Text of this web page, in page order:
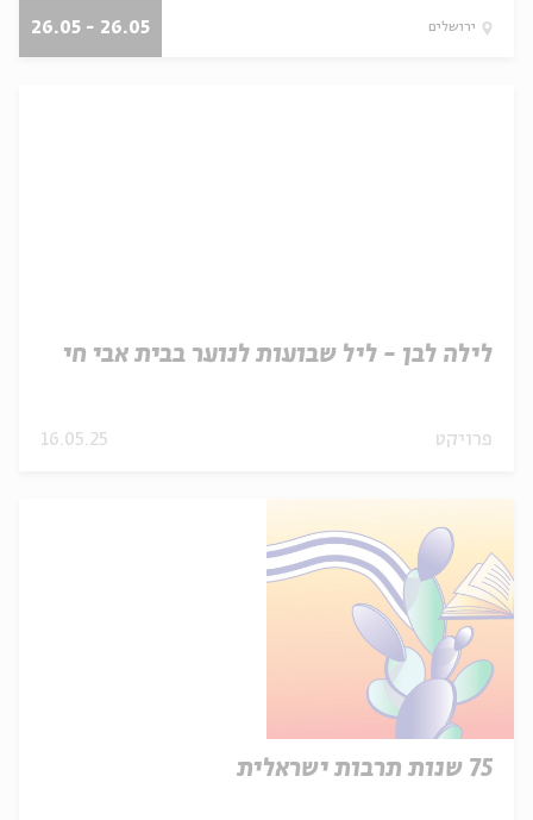
ירושלים 26.05 - 26.05
לילה לבן - ליל שבועות לנוער בבית אבי חי
פרויקט 16.05.25
75 שנות תרבות ישראלית